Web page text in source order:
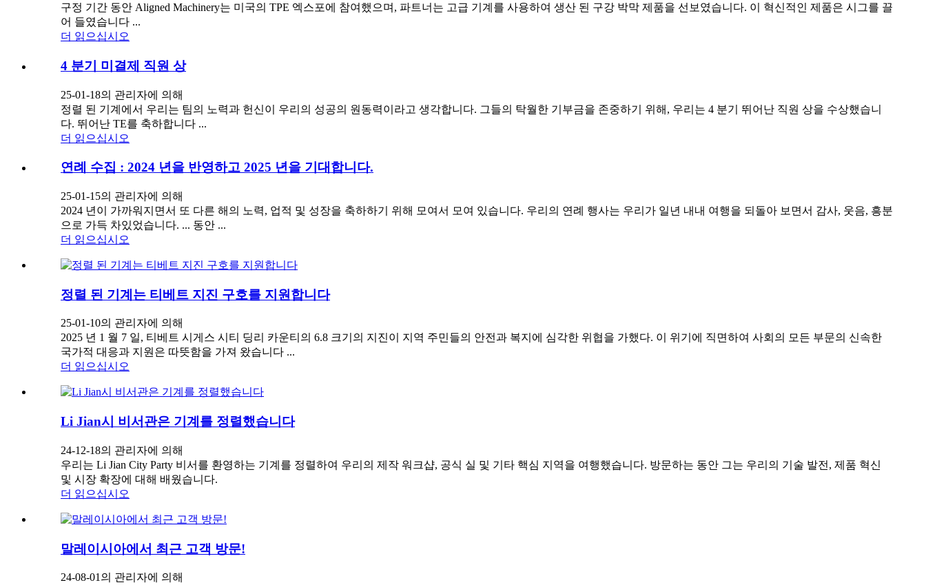
구정 기간 동안 Aligned Machinery는 미국의 TPE 엑스포에 참여했으며, 파트너는 고급 기계를 사용하여 생산 된 구강 박막 제품을 선보였습니다. 이 혁신적인 제품은 시그를 끌
어 들였습니다 ...
더 읽으십시오
4 분기 미결제 직원 상
25-01-18의 관리자에 의해
정렬 된 기계에서 우리는 팀의 노력과 헌신이 우리의 성공의 원동력이라고 생각합니다. 그들의 탁월한 기부금을 존중하기 위해, 우리는 4 분기 뛰어난 직원 상을 수상했습니
다. 뛰어난 TE를 축하합니다 ...
더 읽으십시오
연례 수집 : 2024 년을 반영하고 2025 년을 기대합니다.
25-01-15의 관리자에 의해
2024 년이 가까워지면서 또 다른 해의 노력, 업적 및 성장을 축하하기 위해 모여서 모여 있습니다. 우리의 연례 행사는 우리가 일년 내내 여행을 되돌아 보면서 감사, 웃음, 흥분
으로 가득 차있었습니다. ... 동안 ...
더 읽으십시오
정렬 된 기계는 티베트 지진 구호를 지원합니다
25-01-10의 관리자에 의해
2025 년 1 월 7 일, 티베트 시게스 시티 딩리 카운티의 6.8 크기의 지진이 지역 주민들의 안전과 복지에 심각한 위협을 가했다. 이 위기에 직면하여 사회의 모든 부문의 신속한
국가적 대응과 지원은 따뜻함을 가져 왔습니다 ...
더 읽으십시오
Li Jian시 비서관은 기계를 정렬했습니다
24-12-18의 관리자에 의해
우리는 Li Jian City Party 비서를 환영하는 기계를 정렬하여 우리의 제작 워크샵, 공식 실 및 기타 핵심 지역을 여행했습니다. 방문하는 동안 그는 우리의 기술 발전, 제품 혁신
및 시장 확장에 대해 배웠습니다.
더 읽으십시오
말레이시아에서 최근 고객 방문!
24-08-01의 관리자에 의해